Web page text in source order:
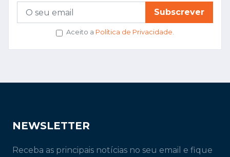
Subscrever
Aceito a Política de Privacidade.
NEWSLETTER
Receba as principais notícias no seu email e fique